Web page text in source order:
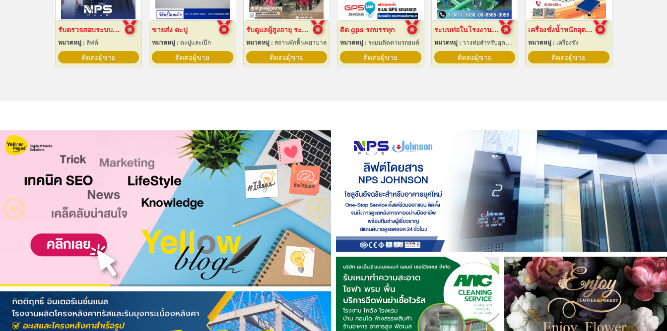
รับตรวจสอบระบบลิฟต์ ซ่อมบำรุงรักษา Maintenance
หมวดหมู่ : ลิฟต์
ติดต่อผู้ขาย
ขายส่ง ตะปู
หมวดหมู่ : ตะปูและเป๊ก
ติดต่อผู้ขาย
รับดูแลผู้สูงอายุ ระยอง
หมวดหมู่ : สถานพักฟื้นพยาบาล
ติดต่อผู้ขาย
ติด gps รถบรรทุก
หมวดหมู่ : ระบบติดตามรถยนต์
ติดต่อผู้ขาย
ระบบท่อในโรงงานอุตสาหกรรม
หมวดหมู่ : วางท่อสำหรับอุตสาหกรรมท่อ
ติดต่อผู้ขาย
เครื่องชั่งน้ำหนักอุตสาหกรรม
หมวดหมู่ : เครื่องชั่ง
ติดต่อผู้ขาย